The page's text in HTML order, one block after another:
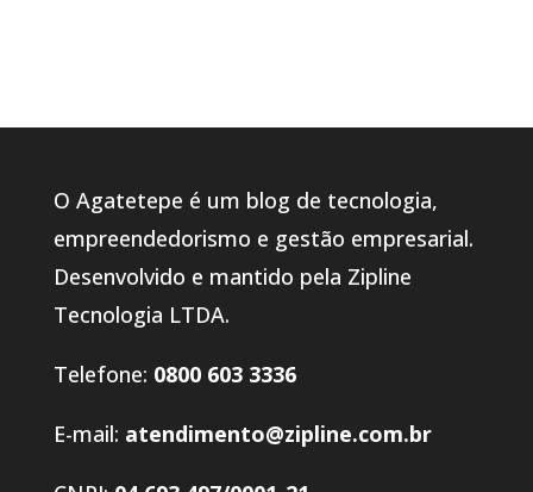
O Agatetepe é um blog de tecnologia,
empreendedorismo e gestão empresarial.
Desenvolvido e mantido pela Zipline
Tecnologia LTDA.
Telefone: 0800 603 3336
E-mail: atendimento@zipline.com.br